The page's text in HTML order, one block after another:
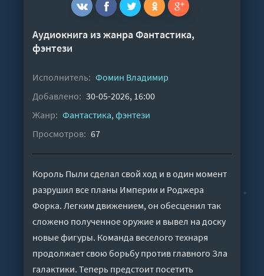
Аудиокнига из жанраФантастика,
фэнтези
Исполнитель: Фомин Владимир
Добавлено: 30-05-2026, 16:00
Жанр: Фантастика, фэнтези
Просмотров: 67
Король Пыли сделал свой ход и в один момент
разрушил все планы Империи и Роджера
Форка. Легким движением, он обесценил так
сложено полученное оружие и вывел на доску
новые фигуры. Команда веселого технаря
продолжает свою борьбу против главного Зла
галактики. Теперь предстоит посетить